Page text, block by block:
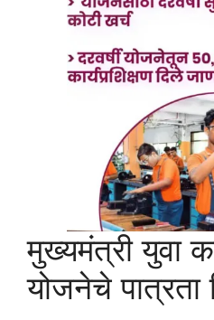
मुख्यमंत्री युवा
योजनेचे पात्रता